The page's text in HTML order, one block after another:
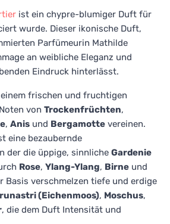
ist ein chypre-blumiger Duft für
wurde. Dieser ikonische Duft,
Parfümeurin Mathilde
an weibliche Eleganz und
Eindruck hinterlässt.
frischen und fruchtigen
von Trockenfrüchten,
, Anis und Bergamotte vereinen.
eine bezaubernde
der die üppige, sinnliche Gardenie
Rose, Ylang-Ylang, Birne und
Basis verschmelzen tiefe und erdige
(Eichenmoos), Moschus,
, die dem Duft Intensität und